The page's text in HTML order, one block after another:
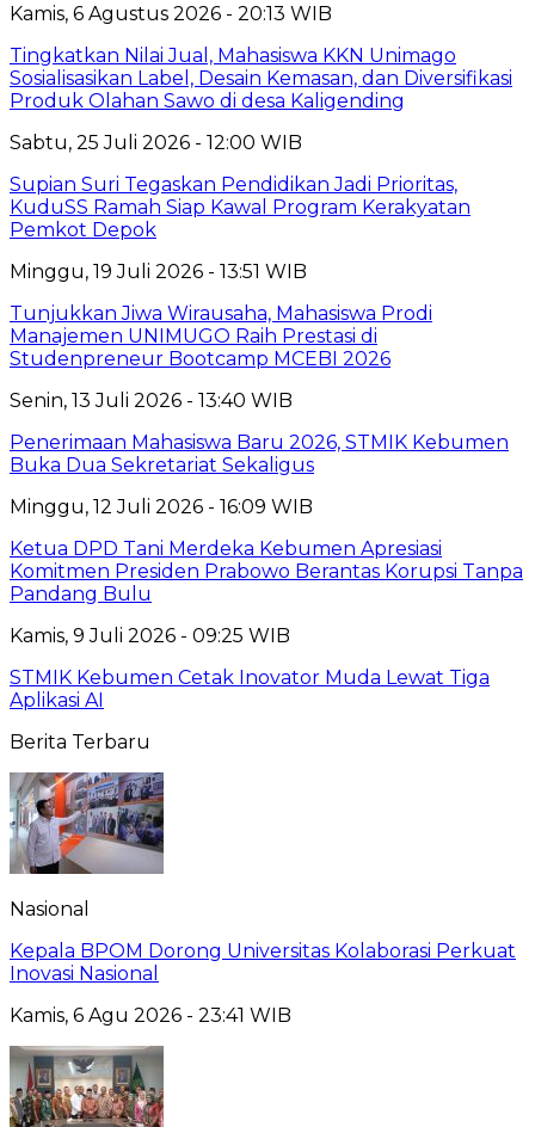
Kamis, 6 Agustus 2026 - 20:13 WIB
Tingkatkan Nilai Jual, Mahasiswa KKN Unimago
Sosialisasikan Label, Desain Kemasan, dan Diversifikasi
Produk Olahan Sawo di desa Kaligending
Sabtu, 25 Juli 2026 - 12:00 WIB
Supian Suri Tegaskan Pendidikan Jadi Prioritas,
KuduSS Ramah Siap Kawal Program Kerakyatan
Pemkot Depok
Minggu, 19 Juli 2026 - 13:51 WIB
Tunjukkan Jiwa Wirausaha, Mahasiswa Prodi
Manajemen UNIMUGO Raih Prestasi di
Studenpreneur Bootcamp MCEBI 2026
Senin, 13 Juli 2026 - 13:40 WIB
Penerimaan Mahasiswa Baru 2026, STMIK Kebumen
Buka Dua Sekretariat Sekaligus
Minggu, 12 Juli 2026 - 16:09 WIB
Ketua DPD Tani Merdeka Kebumen Apresiasi
Komitmen Presiden Prabowo Berantas Korupsi Tanpa
Pandang Bulu
Kamis, 9 Juli 2026 - 09:25 WIB
STMIK Kebumen Cetak Inovator Muda Lewat Tiga
Aplikasi AI
Berita Terbaru
Nasional
Kepala BPOM Dorong Universitas Kolaborasi Perkuat
Inovasi Nasional
Kamis, 6 Agu 2026 - 23:41 WIB